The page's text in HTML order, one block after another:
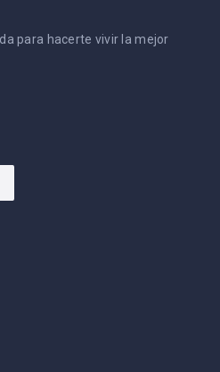
para hacerte vivir la mejor